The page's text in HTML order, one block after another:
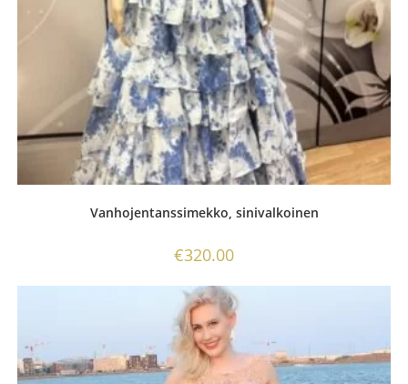
Vanhojentanssimekko, sinivalkoinen
€320.00